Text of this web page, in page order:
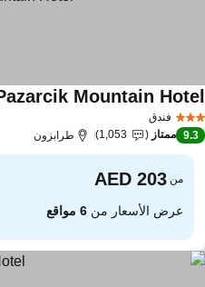
فندق
Pazarcik Mountain
9.3 ممتاز 1,053 طرابزون
من
عرض الأسعار من6 مواقع